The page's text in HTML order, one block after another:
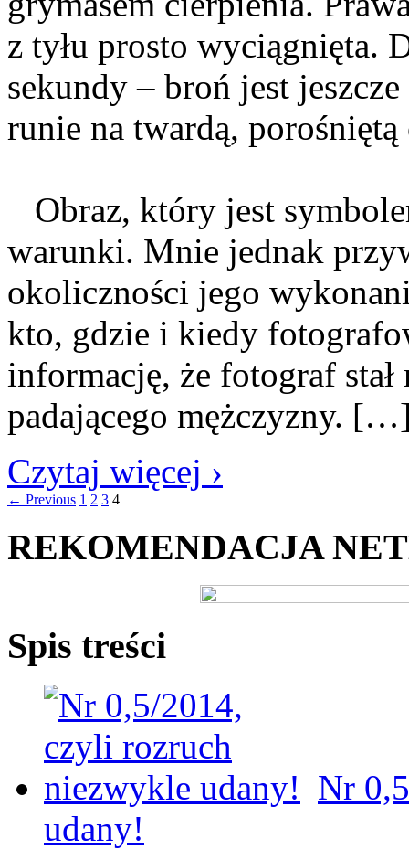
z tyłu prosto wyciągnięta.
sekundy – broń jest
runie na twardą,
Obraz, który jest
warunki. Mnie jednak
okoliczności jego
kto, gdzie i kiedy
informację, że fotograf
padającego mężczyzny.
Czytaj więcej ›
← Previous 1 2 3 4
REKOMENDACJA
Spis treści
Nr
udany!